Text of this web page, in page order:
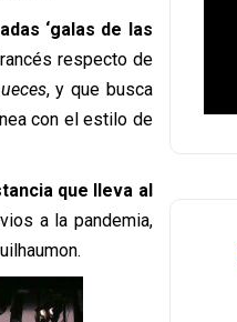
‘galas de las
respecto de
, y que busca
con el estilo de
que lleva al
a la pandemia,